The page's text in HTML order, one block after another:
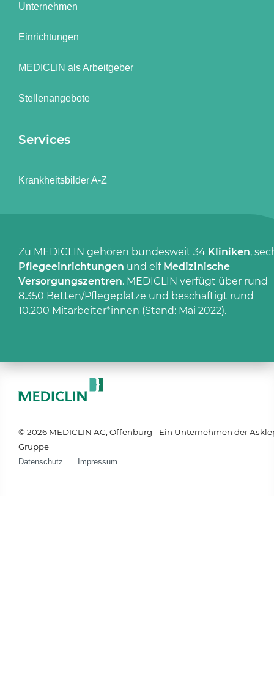
Unternehmen
Einrichtungen
MEDICLIN als Arbeitgeber
Stellenangebote
Services
Krankheitsbilder A-Z
Zu MEDICLIN gehören bundesweit 34 Kliniken,
Pflegeeinrichtungen und elf Medizinische
Versorgungszentren. MEDICLIN verfügt über rund
8.350 Betten/Pflegeplätze und beschäftigt rund
10.200 Mitarbeiter*innen (Stand: Mai 2022).
© 2026 MEDICLIN AG, Offenburg - Ein Unternehmen der
Gruppe
Datenschutz Impressum